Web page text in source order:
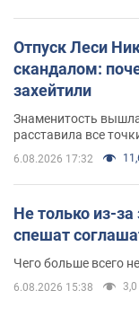
Отпуск Леси
скандалом:
захейтили
Знаменитость
расставила все
6.08.2026 17:32
Не только из-
спешат
Чего больше всего
6.08.2026 15:38 3,0